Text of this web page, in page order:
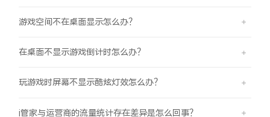
游戏空间不在桌面显示怎么办？
在桌面不显示游戏倒计时怎么办？
玩游戏时屏幕不显示酷炫灯效怎么办？
i管家与运营商的流量统计存在差异是怎么回事？